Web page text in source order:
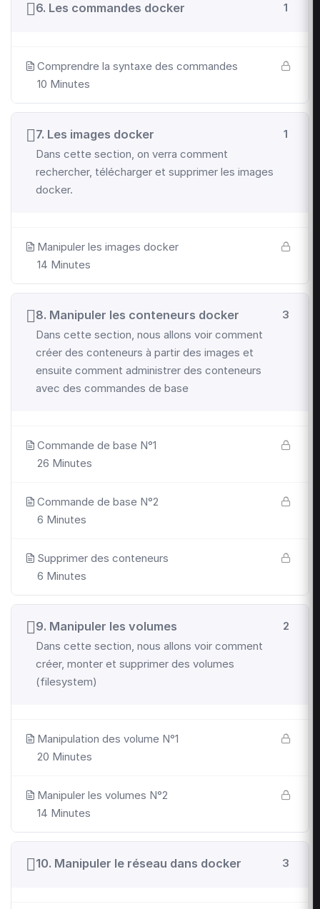
6. Les commandes docker 1
Comprendre la syntaxe des commandes
10 Minutes
7. Les images docker
Dans cette section, on verra comment
rechercher, télécharger et supprimer les images
docker.
1
Manipuler les images docker
14 Minutes
8. Manipuler les conteneurs docker
Dans cette section, nous allons voir comment
créer des conteneurs à partir des images et
ensuite comment administrer des conteneurs
avec des commandes de base
3
Commande de base N°1
26 Minutes
Commande de base N°2
6 Minutes
Supprimer des conteneurs
6 Minutes
9. Manipuler les volumes
Dans cette section, nous allons voir comment
créer, monter et supprimer des volumes
(filesystem)
2
Manipulation des volume N°1
20 Minutes
Manipuler les volumes N°2
14 Minutes
10. Manipuler le réseau dans docker 3